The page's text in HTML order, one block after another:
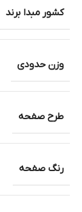
کشور مبدا برند
وزن حدودی
طرح صفحه
رنگ صفحه